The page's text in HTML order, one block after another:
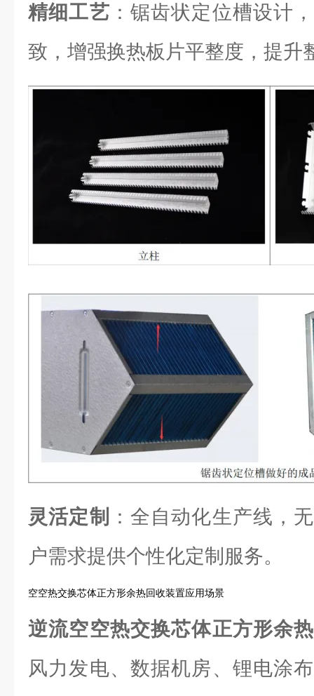
精细工艺 ：锯齿状定位槽设计
致，增强换热板片平整度，提升
灵活定制
：全自动化生产线，
户需求提供个性化定制服务。
空空热交换芯体正方形余热回收装置应用场景
逆流空空热交换芯体正方形余
风力发电、数据机房、锂电涂